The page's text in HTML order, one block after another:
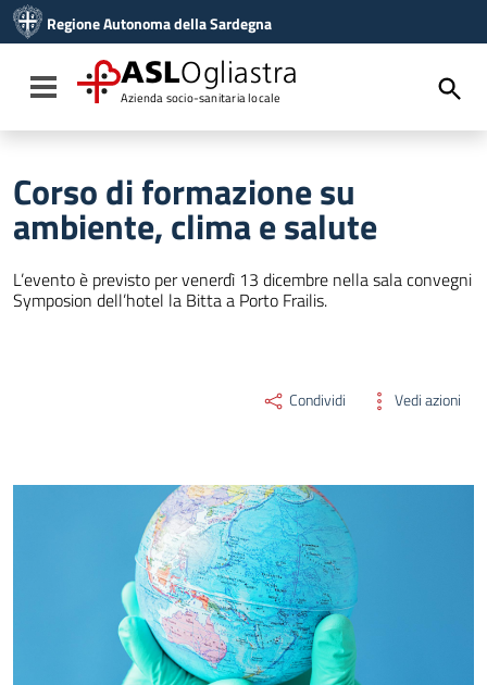
Vai al menu di navigazione
Vai al footer
Regione Autonoma della Sardegna
Toggle navigation
ASLOgliastra
Azienda socio-sanitaria locale
Corso di formazione su
ambiente, clima e salute
L’evento è previsto per venerdì 13 dicembre nella sala convegni
Symposion dell’hotel la Bitta a Porto Frailis.
Condividi Vedi azioni